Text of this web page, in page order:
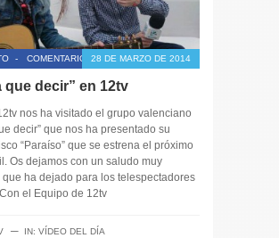
- COMENTARIOS CERRADOS
28 DE MARZO DE 2014
que decir” en 12tv
nos ha visitado el grupo valenciano
decir” que nos ha presentado su
“Paraíso” que se estrena el próximo
Os dejamos con un saludo muy
ha dejado para los telespectadores
el Equipo de 12tv
─ IN: VÍDEO DEL DÍA